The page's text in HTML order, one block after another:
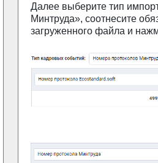
Далее выберите тип
Минтруда», соотнесите
загруженного файла и